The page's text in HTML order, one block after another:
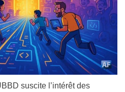
suscite l’intérêt des